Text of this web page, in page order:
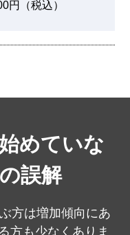
円（税込）
めていな
誤解
方は増加傾向にあ
方も少なくありま